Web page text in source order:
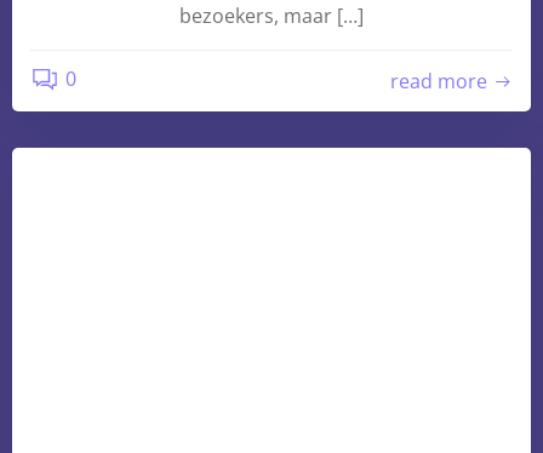
bezoekers, maar […]
0 read more